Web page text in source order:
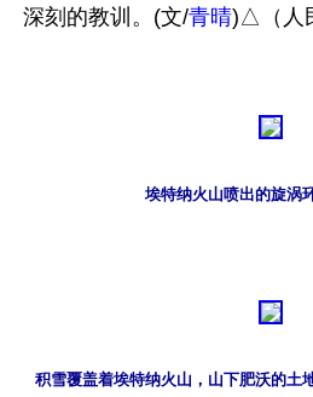
深刻的教训。(文/青晴
积雪覆盖着埃特纳火山，山下肥沃的土